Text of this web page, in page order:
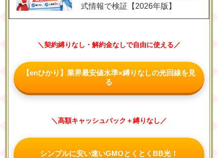
式情報で検証【2026年版】
＼契約縛りなし・解約金なしで自由に使える／
【enひかり】業界最安値水準×縛りなしの光回線を見
る
＼高額キャッシュバック＋縛りなし／
シンプルに安い速いGMOとくとくBB光！